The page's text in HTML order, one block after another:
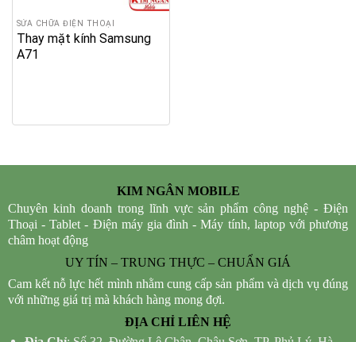
SỬA CHỮA ĐIỆN THOẠI
Thay mặt kính Samsung
A71
KIM NGÂN MOBILE
Chuyên kinh doanh trong lĩnh vực sản phẩm công nghệ - Điện
Thoại - Tablet - Điện máy gia đình - Máy tính, laptop với phương
châm hoạt động
UY TÍN – TRUNG THỰC – CHUẨN GIÁ
Cam kết nỗ lực hết mình nhằm cung cấp sản phẩm và dịch vụ đúng
với những giá trị mà khách hàng mong đợi.
ĐỊA CHỈ LIÊN HỆ